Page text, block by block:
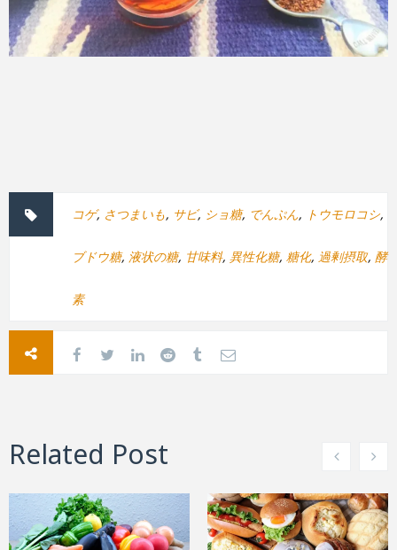
コゲ, さつまいも, サビ, ショ糖, でんぷん, トウモロコシ,
ブドウ糖, 液状の糖, 甘味料, 異性化糖, 糖化, 過剰摂取, 酵
素
Related Post